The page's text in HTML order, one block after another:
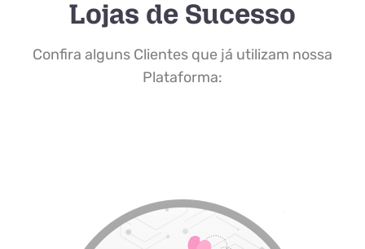
Lojas de Sucesso
Confira alguns Clientes que já utilizam nossa
Plataforma: